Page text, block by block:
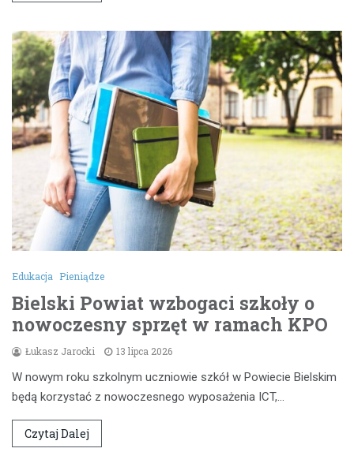
Edukacja Pieniądze
Bielski Powiat wzbogaci szkoły o
nowoczesny sprzęt w ramach KPO
Łukasz Jarocki 13 lipca 2026
W nowym roku szkolnym uczniowie szkół w Powiecie Bielskim
będą korzystać z nowoczesnego wyposażenia ICT,…
Czytaj Dalej